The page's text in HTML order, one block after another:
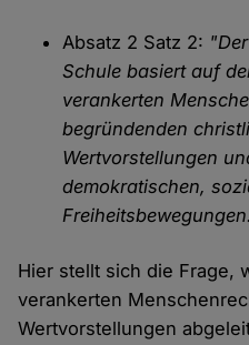
Absatz 2 Satz 2:
Schule basiert auf
verankerten
begründenden
Wertvorstellungen
demokratischen,
Hier stellt sich die Frage,
verankerten
Wertvorstellungen